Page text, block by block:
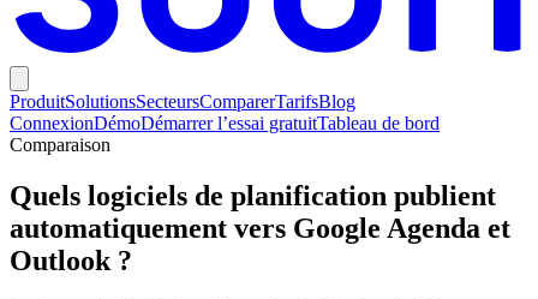
ProduitSolutionsSecteursComparerTarifsBlog
ConnexionDémoDémarrer l’essai gratuitTableau de bord
Comparaison
Quels logiciels de planification publient
automatiquement vers Google Agenda et
Outlook ?